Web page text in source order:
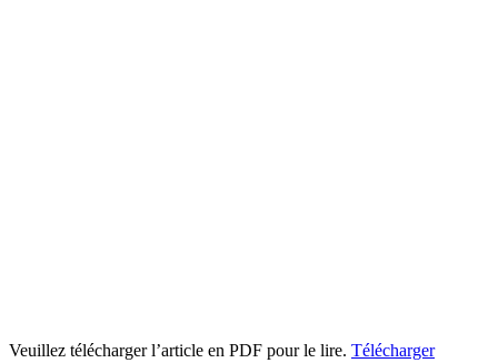
Veuillez télécharger l’article en PDF pour le lire. Télécharger